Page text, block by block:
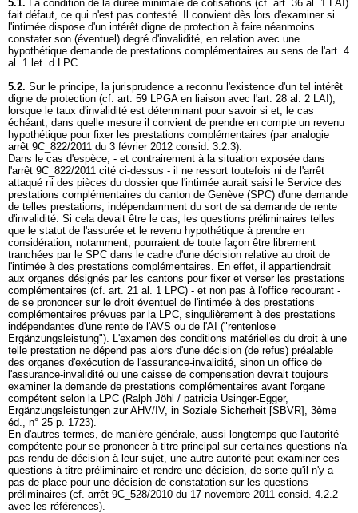
5.1. La condition de la durée minimale de cotisations (cf. art. 36 al. 1 LAI )
fait défaut, ce qui n'est pas contesté. Il convient dès lors d'examiner si
l'intimée dispose d'un intérêt digne de protection à faire néanmoins
constater son (éventuel) degré d'invalidité, en relation avec une
hypothétique demande de prestations complémentaires au sens de l'art. 4
al. 1 let. d LPC.
5.2. Sur le principe, la jurisprudence a reconnu l'existence d'un tel intérêt
digne de protection (cf. art. 59 LPGAen liaison avec l'art. 28 al. 2 LAI ),
lorsque le taux d'invalidité est déterminant pour savoir si et, le cas
échéant, dans quelle mesure il convient de prendre en compte un revenu
hypothétique pour fixer les prestations complémentaires (par analogie
arrêt 9C_822/2011 du 3 février 2012 consid. 3.2.3).
Dans le cas d'espèce, - et contrairement à la situation exposée dans
l'arrêt 9C_822/2011 cité ci-dessus - il ne ressort toutefois ni de l'arrêt
attaqué ni des pièces du dossier que l'intimée aurait saisi le Service des
prestations complémentaires du canton de Genève (SPC) d'une demande
de telles prestations, indépendamment du sort de sa demande de rente
d'invalidité. Si cela devait être le cas, les questions préliminaires telles
que le statut de l'assurée et le revenu hypothétique à prendre en
considération, notamment, pourraient de toute façon être librement
tranchées par le SPC dans le cadre d'une décision relative au droit de
l'intimée à des prestations complémentaires. En effet, il appartiendrait
aux organes désignés par les cantons pour fixer et verser les prestations
complémentaires (cf. art. 21 al. 1 LPC) - et non pas à l'office recourant -
de se prononcer sur le droit éventuel de l'intimée à des prestations
complémentaires prévues par la LPC, singulièrement à des prestations
indépendantes d'une rente de l'AVS ou de l'AI ("rentenlose
Ergänzungsleistung"). L'examen des conditions matérielles du droit à une
telle prestation ne dépend pas alors d'une décision (de refus) préalable
des organes d'exécution de l'assurance-invalidité, sinon un office de
l'assurance-invalidité ou une caisse de compensation devrait toujours
examiner la demande de prestations complémentaires avant l'organe
compétent selon la LPC (Ralph Jöhl / patricia Usinger-Egger,
Ergänzungsleistungen zur AHV/IV, in Soziale Sicherheit [SBVR], 3ème
éd., n° 25 p. 1723).
En d'autres termes, de manière générale, aussi longtemps que l'autorité
compétente pour se prononcer à titre principal sur certaines questions n'a
pas rendu de décision à leur sujet, une autre autorité peut examiner ces
questions à titre préliminaire et rendre une décision, de sorte qu'il n'y a
pas de place pour une décision de constatation sur les questions
préliminaires (cf. arrêt 9C_528/2010 du 17 novembre 2011 consid. 4.2.2
avec les références).